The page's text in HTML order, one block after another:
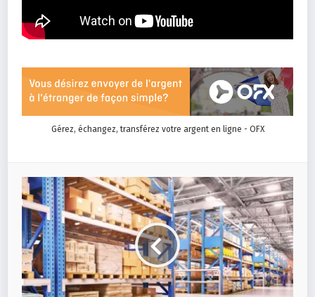
Gérez, échangez, transférez votre argent en ligne - OFX